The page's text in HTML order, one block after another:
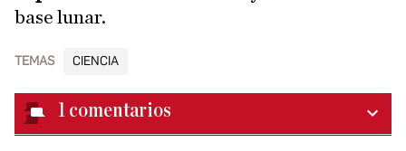
base lunar.
TEMAS CIENCIA
1 comentarios